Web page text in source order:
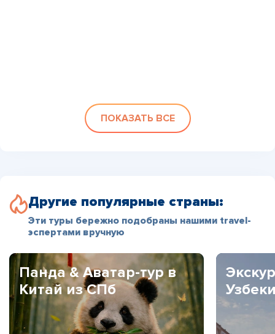
ПОКАЗАТЬ ВСЕ
Другие популярные страны:
Эти туры бережно подобраны нашими travel-
эспертами вручную
Панда & Аватар-тур в
Китай из СПб